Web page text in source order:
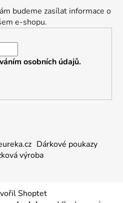
budeme zasílat informace o
e-shopu.
osobních údajů.
Dárkové poukazy
výroba
Shoptet